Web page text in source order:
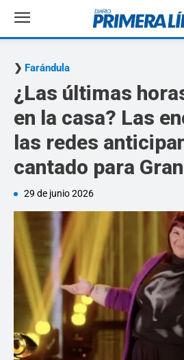
Farándula
¿Las últimas
en la casa? Las
las redes
cantado para
29 de junio 2026